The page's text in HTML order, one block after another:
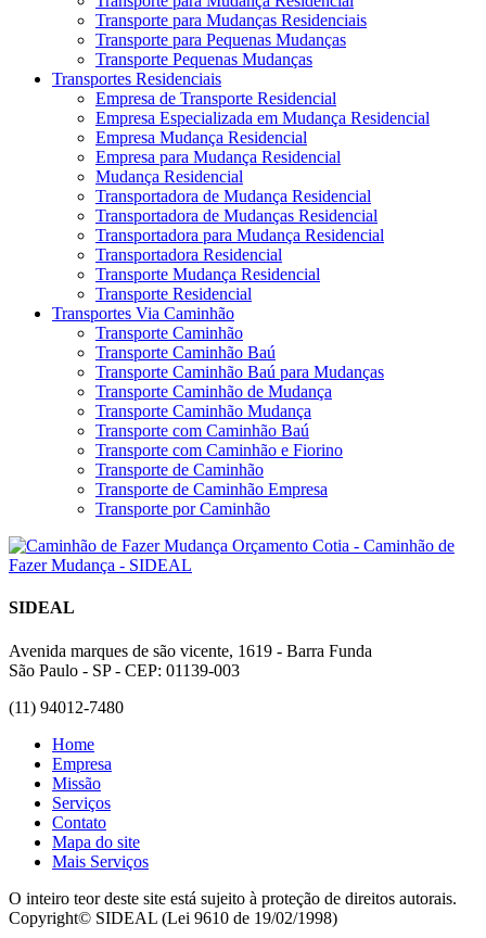
Transporte para Mudanças Residenciais
Transporte para Pequenas Mudanças
Transporte Pequenas Mudanças
Transportes Residenciais
Empresa de Transporte Residencial
Empresa Especializada em Mudança Residencial
Empresa Mudança Residencial
Empresa para Mudança Residencial
Mudança Residencial
Transportadora de Mudança Residencial
Transportadora de Mudanças Residencial
Transportadora para Mudança Residencial
Transportadora Residencial
Transporte Mudança Residencial
Transporte Residencial
Transportes Via Caminhão
Transporte Caminhão
Transporte Caminhão Baú
Transporte Caminhão Baú para Mudanças
Transporte Caminhão de Mudança
Transporte Caminhão Mudança
Transporte com Caminhão Baú
Transporte com Caminhão e Fiorino
Transporte de Caminhão
Transporte de Caminhão Empresa
Transporte por Caminhão
SIDEAL
Avenida marques de são vicente, 1619 - Barra Funda
São Paulo - SP - CEP: 01139-003
(11) 94012-7480
Home
Empresa
Missão
Serviços
Contato
Mapa do site
Mais Serviços
O inteiro teor deste site está sujeito à proteção de direitos autorais.
Copyright© SIDEAL (Lei 9610 de 19/02/1998)